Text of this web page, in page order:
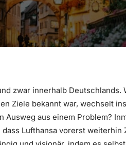
zwar innerhalb Deutschlands.
Ziele bekannt war, wechselt
aus einem Problem?
Lufthansa vorerst